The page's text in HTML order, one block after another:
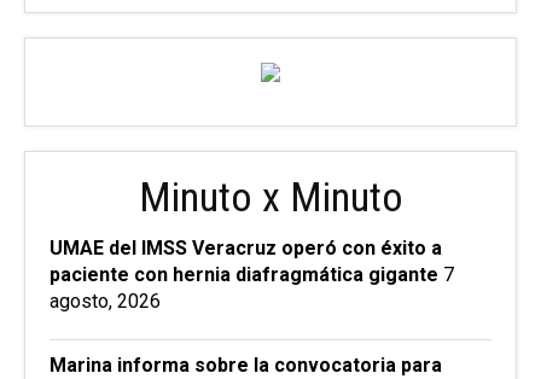
Minuto x Minuto
UMAE del IMSS Veracruz operó con éxito a
paciente con hernia diafragmática gigante 7
agosto, 2026
Marina informa sobre la convocatoria para